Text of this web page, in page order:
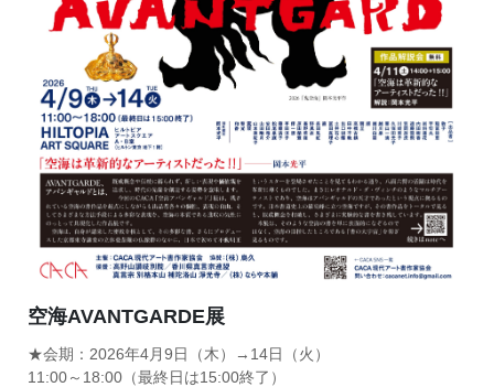
空海AVANTGARDE展
★会期：2026年4月9日（木）→14日（火）
11:00～18:00（最終日は15:00終了）